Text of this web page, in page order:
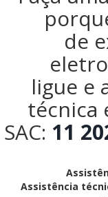
de
ligue e
técnica
SAC: 11
Assistência